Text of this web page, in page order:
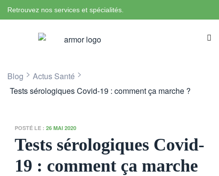
Retrouvez nos services et spécialités.
Blog > Actus Santé >
Tests sérologiques Covid-19 : comment ça marche ?
POSTÉ LE : 26 MAI 2020
Tests sérologiques Covid-
19 : comment ça marche